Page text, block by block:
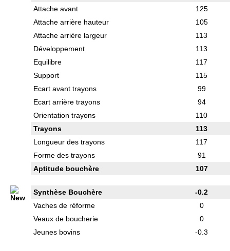
Attache avant
125
Attache arrière hauteur
105
Attache arrière largeur
113
Développement
113
Equilibre
117
Support
115
Ecart avant trayons
99
Ecart arrière trayons
94
Orientation trayons
110
Trayons
113
Longueur des trayons
117
Forme des trayons
91
Aptitude bouchère
107
Synthèse Bouchère
-0.2
Vaches de réforme
0
Veaux de boucherie
0
Jeunes bovins
-0.3